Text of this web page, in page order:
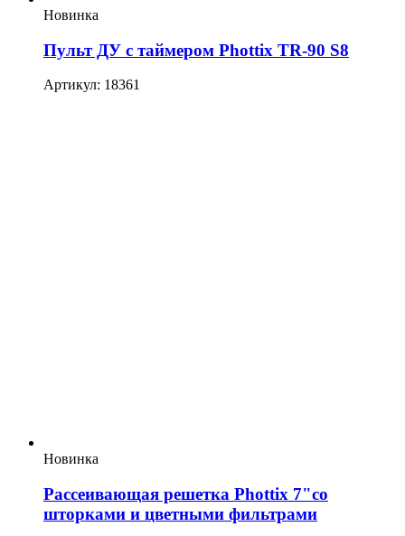
Новинка
Пульт ДУ с таймером Phottix TR-90 S8
Артикул: 18361
Новинка
Рассеивающая решетка Phottix 7"со
шторками и цветными фильтрами